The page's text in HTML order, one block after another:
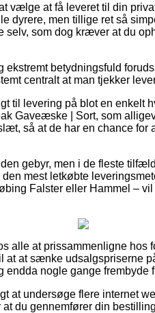
vælge at få leveret til din
dyrere, men tillige ret så
som dog kræver at du
betydningsfuld
centralt at man tjekker
til levering på blot en enkelt
Gaveæske | Sort, som
så at de har en chance for
gebyr, men i de fleste
mest letkøbte
Falster eller Hammel –
alle at prissammenligne
at at sænke udsalgspriserne
nogle gange frembyde
at undersøge flere internet
du gennemfører din